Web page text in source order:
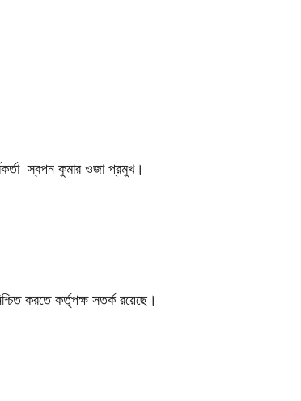
স্বপন কুমার ওজা প্রমুখ।
করতে কর্তৃপক্ষ সতর্ক রয়েছে।